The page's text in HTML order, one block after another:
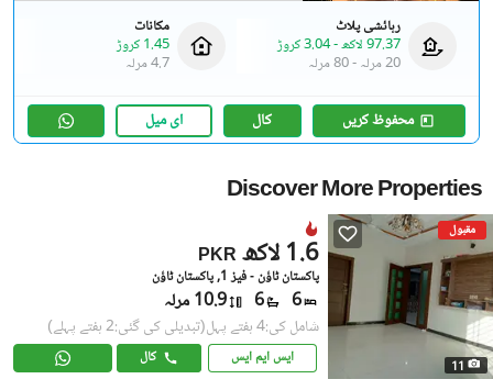
رہائشی پلاٹ
97.37 لاکھ
-3.04 کروڑ
20 مرلہ
-80 مرلہ
مکانات
1.45 کروڑ
4.7 مرلہ
محفوظ کریں کال ای میل
Discover More Properties
مقبول
11
PKR 1.6 لاکھ
پاکستان ٹاؤن - فیز 1, پاکستان ٹاؤن
6
6 10.9 مرلہ
شامل کی:4 ہفتے پہل (تبدیلی کی گئی:2 ہفتے پہلے)
ایس ایم ایس کال